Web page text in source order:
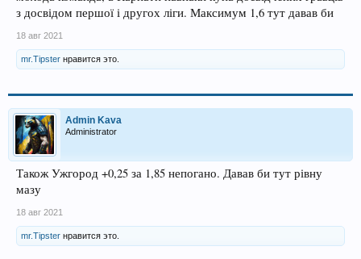
з досвідом першої і другох ліги. Максимум 1,6 тут давав би
18 авг 2021
mr.Tipster нравится это.
Admin Kava
Administrator
Також Ужгород +0,25 за 1,85 непогано. Давав би тут рівну
мазу
18 авг 2021
mr.Tipster нравится это.